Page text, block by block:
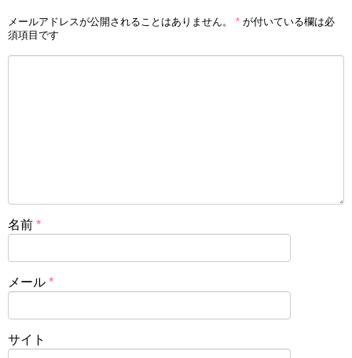
メールアドレスが公開されることはありません。 * が付いている欄は必
須項目です
名前 *
メール *
サイト